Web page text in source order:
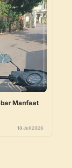
Manfaat
18 Juli 2026